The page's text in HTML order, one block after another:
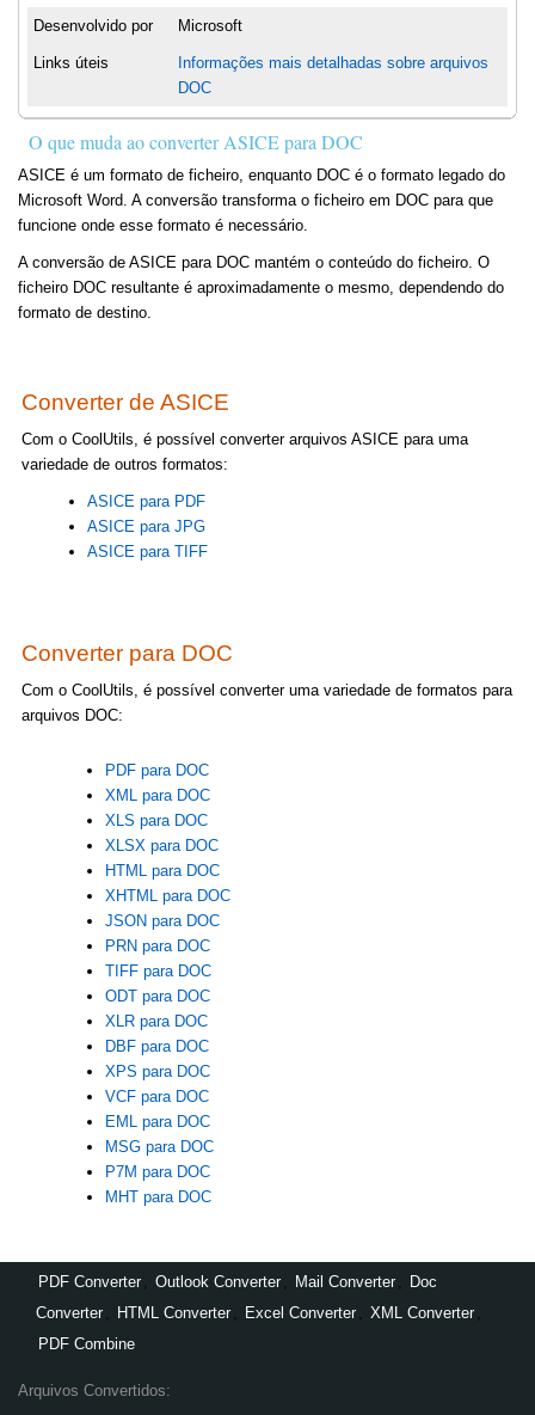
Desenvolvido por Microsoft
Links úteis
Informações mais detalhadas sobre arquivos
DOC
O que muda ao converter ASICE para DOC
ASICE é um formato de ficheiro, enquanto DOC é o formato legado do
Microsoft Word. A conversão transforma o ficheiro em DOC para que
funcione onde esse formato é necessário.
A conversão de ASICE para DOC mantém o conteúdo do ficheiro. O
ficheiro DOC resultante é aproximadamente o mesmo, dependendo do
formato de destino.
Converter de ASICE
Com o CoolUtils, é possível converter arquivos ASICE para uma
variedade de outros formatos:
ASICE para PDF
ASICE para JPG
ASICE para TIFF
Converter para DOC
Com o CoolUtils, é possível converter uma variedade de formatos para
arquivos DOC:
PDF para DOC
XML para DOC
XLS para DOC
XLSX para DOC
HTML para DOC
XHTML para DOC
JSON para DOC
PRN para DOC
TIFF para DOC
ODT para DOC
XLR para DOC
DBF para DOC
XPS para DOC
VCF para DOC
EML para DOC
MSG para DOC
P7M para DOC
MHT para DOC
PDF Converter , Outlook Converter , Mail Converter ,
Doc
Converter , HTML Converter , Excel Converter , XML Converter ,
PDF Combine
Arquivos Convertidos: